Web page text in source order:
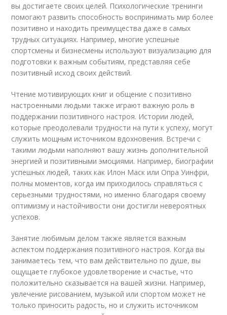
вы достигаете своих целей. Психологические тренинги
помогают развить способность воспринимать мир более
позитивно и находить преимущества даже в самых
трудных ситуациях. Например, многие успешные
спортсмены и бизнесмены используют визуализацию для
подготовки к важным событиям, представляя себе
позитивный исход своих действий.
Чтение мотивирующих книг и общение с позитивно
настроенными людьми также играют важную роль в
поддержании позитивного настроя. Истории людей,
которые преодолевали трудности на пути к успеху, могут
служить мощным источником вдохновения. Встречи с
такими людьми наполняют вашу жизнь дополнительной
энергией и позитивными эмоциями. Например, биографии
успешных людей, таких как Илон Маск или Опра Уинфри,
полны моментов, когда им приходилось справляться с
серьезными трудностями, но именно благодаря своему
оптимизму и настойчивости они достигли невероятных
успехов.
Занятие любимым делом также является важным
аспектом поддержания позитивного настроя. Когда вы
занимаетесь тем, что вам действительно по душе, вы
ощущаете глубокое удовлетворение и счастье, что
положительно сказывается на вашей жизни. Например,
увлечение рисованием, музыкой или спортом может не
только приносить радость, но и служить источником